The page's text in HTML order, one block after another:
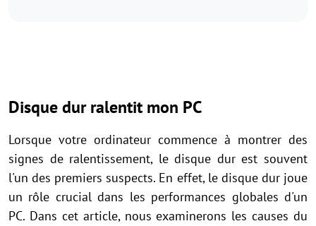
Disque dur ralentit mon PC
Lorsque votre ordinateur commence à montrer des
signes de ralentissement, le disque dur est souvent
l'un des premiers suspects. En effet, le disque dur joue
un rôle crucial dans les performances globales d'un
PC. Dans cet article, nous examinerons les causes du